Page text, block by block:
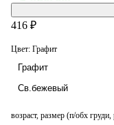
416 ₽
Цвет: Графит
Графит
Св.бежевый
возраст, размер (п/обх груди,